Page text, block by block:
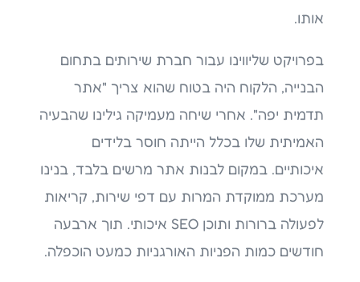
אותו.
בפרויקט שליווינו עבור חברת שירותים בתחום
הבנייה, הלקוח היה בטוח שהוא צריך "אתר
תדמית יפה". אחרי שיחה מעמיקה גילינו שהבעיה
האמיתית שלו בכלל הייתה חוסר בלידים
איכותיים. במקום לבנות אתר מרשים בלבד, בנינו
מערכת ממוקדת המרות עם דפי שירות, קריאות
לפעולה ברורות ותוכן SEO איכותי. תוך ארבעה
חודשים כמות הפניות האורגניות כמעט הוכפלה.